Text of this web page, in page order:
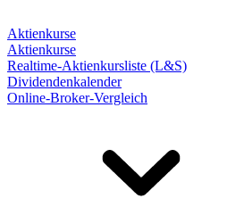
Aktienkurse
Aktienkurse
Realtime-Aktienkursliste (L&S)
Dividendenkalender
Online-Broker-Vergleich